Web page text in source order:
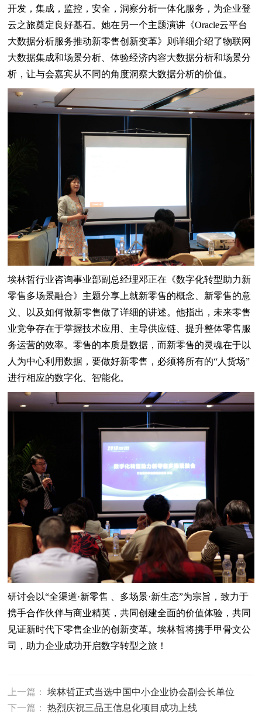
开发，集成，监控，安全，洞察分析一体化服务，为企业登
云之旅奠定良好基石。她在另一个主题演讲《Oracle云平台
大数据分析服务推动新零售创新变革》则详细介绍了物联网
大数据集成和场景分析、体验经济内容大数据分析和场景分
析，让与会嘉宾从不同的角度洞察大数据分析的价值。
埃林哲行业咨询事业部副总经理邓正在《数字化转型助力新
零售多场景融合》主题分享上就新零售的概念、新零售的意
义、以及如何做新零售做了详细的讲述。他指出，未来零售
业竞争存在于掌握技术应用、主导供应链、提升整体零售服
务运营的效率。零售的本质是数据，而新零售的灵魂在于以
人为中心利用数据，要做好新零售，必须将所有的“人货场”
进行相应的数字化、智能化。
研讨会以“全渠道·新零售 、多场景·新生态”为宗旨，致力于
携手合作伙伴与商业精英，共同创建全面的价值体验，共同
见证新时代下零售企业的创新变革。埃林哲将携手甲骨文公
司，助力企业成功开启数字转型之旅！
上一篇： 埃林哲正式当选中国中小企业协会副会长单位
下一篇： 热烈庆祝三品王信息化项目成功上线